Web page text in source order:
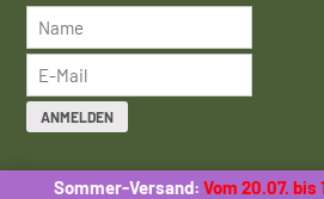
Sommer-Versand: Vom 20.07. bis
ANMELDEN
Mit der Anmeldung stimmen Sie dem